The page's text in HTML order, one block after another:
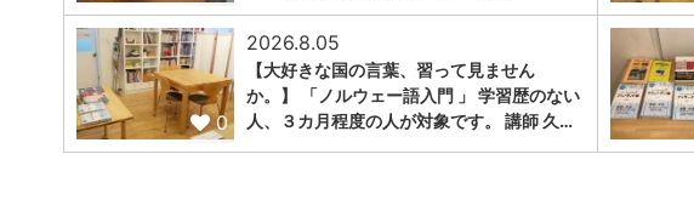
0
2026.8.05
【大好きな国の言葉、習って見ません
か。】 「ノルウェー語入門 」 学習歴のない
人、３カ月程度の人が対象です。 講師 久…